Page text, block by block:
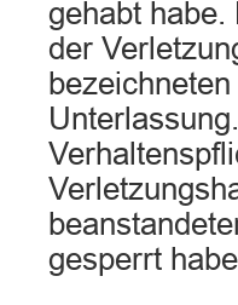
gehabt habe.
der
gesperrt